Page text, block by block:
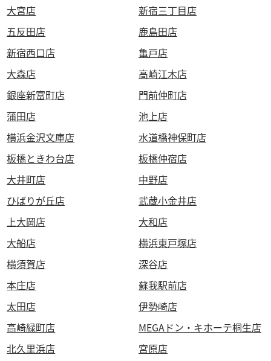
大宮店
新宿三丁目店
五反田店
鹿島田店
新宿西口店
亀戸店
大森店
高崎江木店
銀座新富町店
門前仲町店
蒲田店
池上店
横浜金沢文庫店
水道橋神保町店
板橋ときわ台店
板橋仲宿店
大井町店
中野店
ひばりが丘店
武蔵小金井店
上大岡店
大和店
大船店
横浜東戸塚店
横須賀店
深谷店
本庄店
蘇我駅前店
太田店
伊勢崎店
高崎緑町店
MEGAドン・キホーテ桐生店
北久里浜店
宮原店